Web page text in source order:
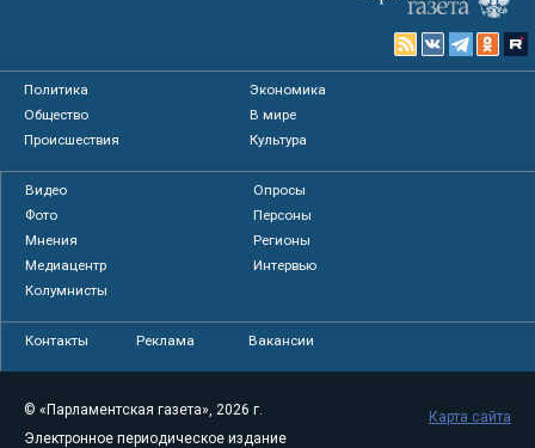
Политика
Экономика
Общество
В мире
Происшествия
Культура
Видео
Опросы
Фото
Персоны
Мнения
Регионы
Медиацентр
Интервью
Колумнисты
Контакты Реклама Вакансии
© «Парламентская газета», 2026 г.
Электронное периодическое издание
Карта сайта